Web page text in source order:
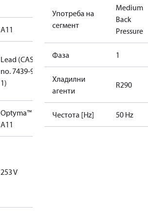
A11
Lead (CAS
no. 7439-92-
1)
Optyma™
A11
253 V
Употреба на
сегмент
Medium
Back
Pressure
Фаза 1
Хладилни
агенти
R290
Честота [Hz] 50 Hz